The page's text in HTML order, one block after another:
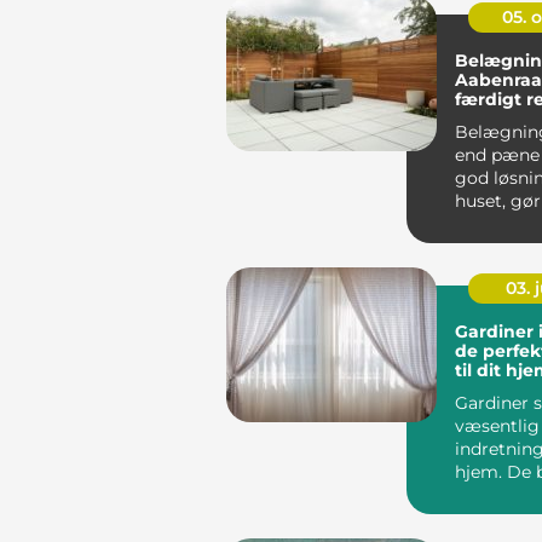
05.
færdigt
end pæne
god
huset,
03.
Gardiner
de
til dit
Gardiner
væsentlig
hjem. De